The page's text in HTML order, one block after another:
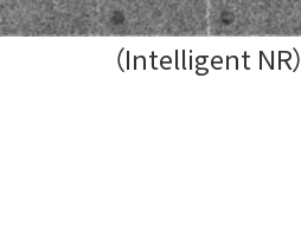
（Intelligent NR）